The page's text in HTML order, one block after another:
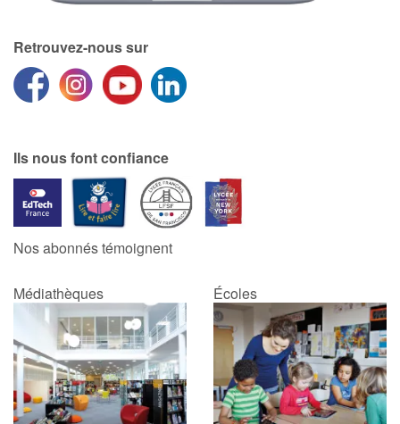
Autour de la lecture
Apprendre à lire
Livre audio
Activités et ateliers
Nos listes de lecture
Les plus lus
Coups de coeur
Retrouvez-nous sur
Ils nous font confiance
Nos abonnés témoignent
Médiathèques Écoles